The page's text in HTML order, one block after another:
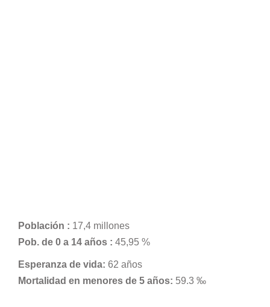
Población : 17,4 millones
Pob. de 0 a 14 años : 45,95 %
Esperanza de vida: 62 años
Mortalidad en menores de 5 años: 59.3 ‰